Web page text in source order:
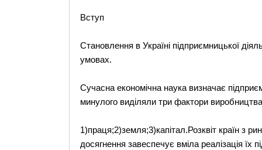
Вступ
Становлення в Україні підприємницької
умовах.
Сучасна економічна наука визначає
минулого виділяли три фактори
1)праця;2)земля;3)капітал.Розквіт країн з
досягнення завеспечує вміла реалізація їх